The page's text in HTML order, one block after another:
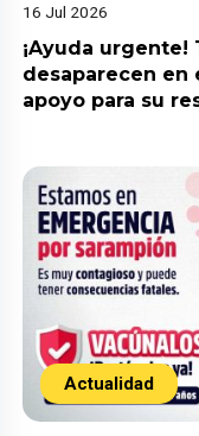
16 Jul 2026
¡Ayuda urgente!
desaparecen en
apoyo para su
Actualidad